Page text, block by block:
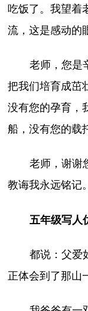
吃饭了。我望着
流，这是感动的
老师，您是
把我们培育成茁
没有您的孕育，
船，没有您的载
老师，谢谢
教诲我永远铭记。
五年级写人
都说：父爱
正体会到了那山